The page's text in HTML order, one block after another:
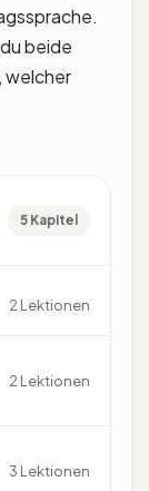
beide
welcher
5 Kapitel
2 Lektionen
2 Lektionen
3 Lektionen